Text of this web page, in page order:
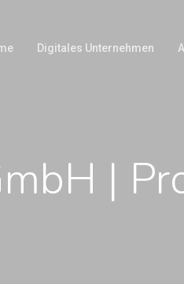
Digitales Unternehmen
|